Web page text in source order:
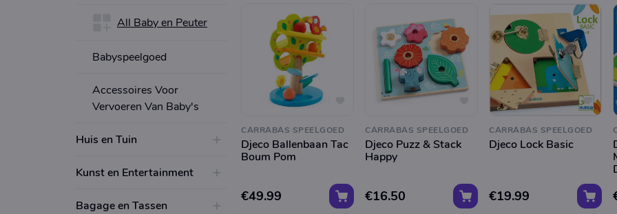
All Baby en Peuter
Babyspeelgoed
Accessoires Voor
Vervoeren Van Baby's
Huis en Tuin
Kunst en Entertainment
Bagage en Tassen
CARRABAS SPEELGOED
Djeco Ballenbaan Tac
Boum Pom
€49.99
CARRABAS SPEELGOED
Djeco Puzz & Stack
Happy
€16.50
CARRABAS SPEELGOED
Djeco Lock Basic
€19.99